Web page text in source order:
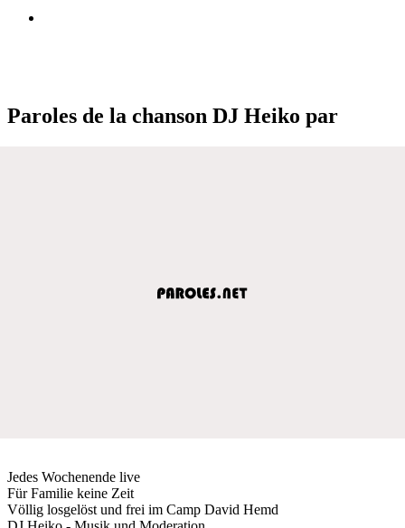
Paroles de la chanson DJ Heiko par
Jedes Wochenende live
Für Familie keine Zeit
Völlig losgelöst und frei im Camp David Hemd